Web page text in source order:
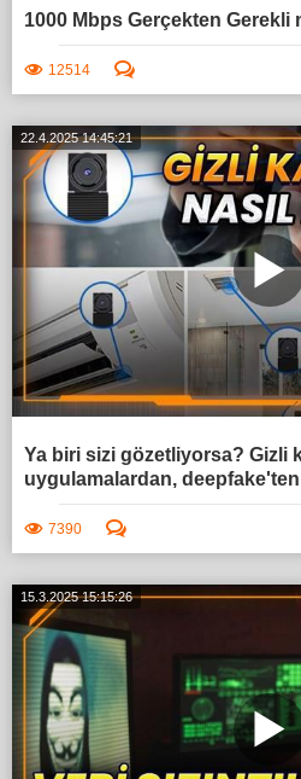
1000 Mbps Gerçekten Gerekli
12514
22.4.2025 14:45:21
Ya biri sizi gözetliyorsa? Gizli
uygulamalardan,
7390
15.3.2025 15:15:26